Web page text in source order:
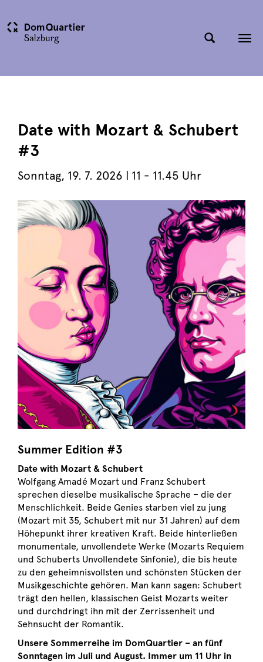
Date with Mozart & Schubert
#3
Sonntag, 19. 7. 2026 | 11 - 11.45 Uhr
Summer Edition #3
Date with Mozart & Schubert
Wolfgang Amadé Mozart und Franz Schubert
sprechen dieselbe musikalische Sprache – die der
Menschlichkeit. Beide Genies starben viel zu jung
(Mozart mit 35, Schubert mit nur 31 Jahren) auf dem
Höhepunkt ihrer kreativen Kraft. Beide hinterließen
monumentale, unvollendete Werke (Mozarts Requiem
und Schuberts Unvollendete Sinfonie), die bis heute
zu den geheimnisvollsten und schönsten Stücken der
Musikgeschichte gehören. Man kann sagen: Schubert
trägt den hellen, klassischen Geist Mozarts weiter
und durchdringt ihn mit der Zerrissenheit und
Sehnsucht der Romantik.
Unsere Sommerreihe im DomQuartier – an fünf
Sonntagen im Juli und August. Immer um 11 Uhr in